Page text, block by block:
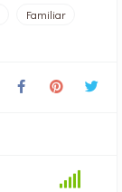
Familiar